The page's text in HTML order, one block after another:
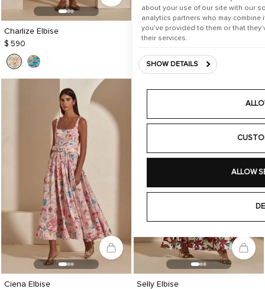
about your use of our site with our
analytics partners who may
you’ve provided to them or that
their services.
SHOW DETAILS
ALLOW
Charlize Elbise
$ 590
Marissa Gömlek
Ciena Elbise Selly Elbise